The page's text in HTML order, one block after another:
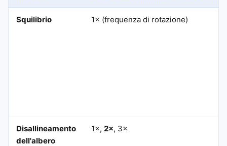
Squilibrio 1× (frequenza di rotazione)
Disallineamento
dell'albero
1×, 2×, 3×